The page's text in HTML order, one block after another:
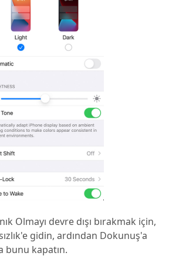
Olmayı devre dışı bırakmak için,
gidin, ardından Dokunuş'a
bunu kapatın.